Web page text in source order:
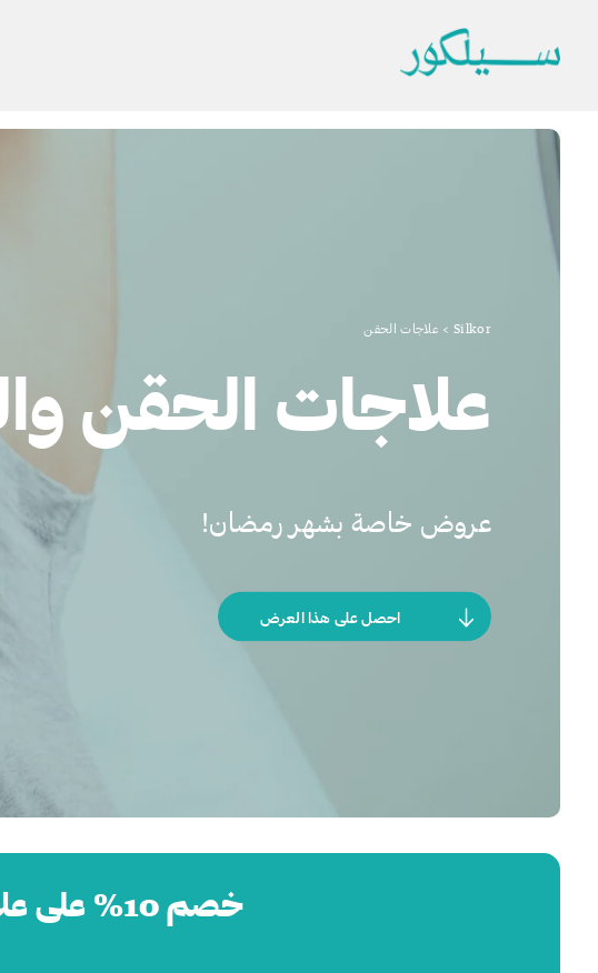
Silkor
> علاجات الحقن
علاجات الحقن
عروض خاصة بشهر رمضان!
احصل على هذا العرض
خصم 10% على علاجات الحقن والحشوات الجلدية التجميلية